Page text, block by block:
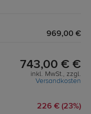
969,00 €
743,00 € €
inkl. MwSt., zzgl.
Versandkosten
226 € (23%)